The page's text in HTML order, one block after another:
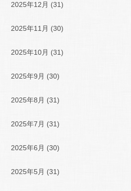
2025年12月 (31)
2025年11月 (30)
2025年10月 (31)
2025年9月 (30)
2025年8月 (31)
2025年7月 (31)
2025年6月 (30)
2025年5月 (31)